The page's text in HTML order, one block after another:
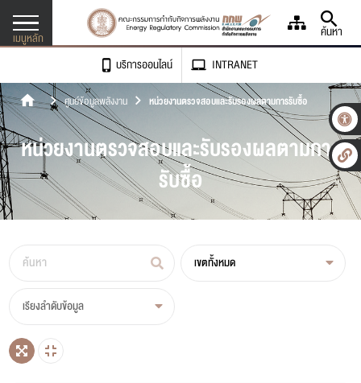
เมนูหลัก
เข้าถึงเรา เข้าใจคุณ
เกี่ยวกับองค์กร
กฎหมาย
ศูนย์ข้อมูลพลังงาน
ข่าวและสื่อประชาสัมพันธ์
จัดซื้อ/จัดจ้าง
การประเมินคุณธรรมและความโปร่งใส (ITA)
ติดต่อเรา
บริการออนไลน์ INTRANET
ค้นหา
ขนาดตัวอักษร - ก
ภาษา
การขอรับใบอนุญาต
การจดแจ้งยกเว้น
ศูนย์ข้อมูลพลังงาน หน่วยงานตรวจสอบและรับรองผลตามการรับซื้อ
หน่วยงานตรวจสอบและรับรองผลตามการ
รับซื้อ
เขตทั้งหมด
เรียงลำดับข้อมูล